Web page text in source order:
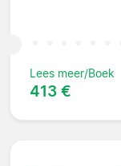
Lees meer/Boek
413 €